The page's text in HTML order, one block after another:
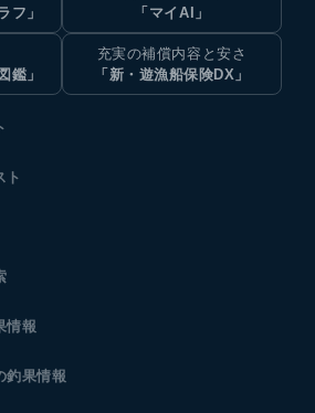
フ」
「マイAI」
鑑」
充実の補償内容と安さ
「新・遊漁船保険DX」
ト
情報
釣果情報